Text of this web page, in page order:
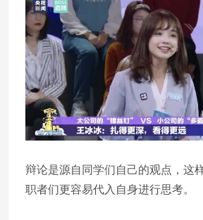
辩论是源自同学们自己的观点，这
职者们更容易代入自身进行思考。